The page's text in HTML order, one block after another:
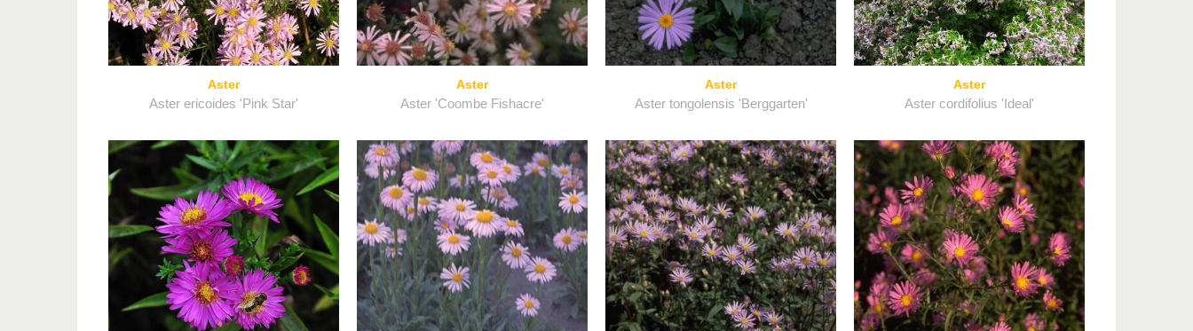
Aster
Aster ericoides 'Pink Star'
Aster
Aster 'Coombe Fishacre'
Aster
Aster tongolensis 'Berggarten'
Aster
Aster cordifolius 'Ideal'